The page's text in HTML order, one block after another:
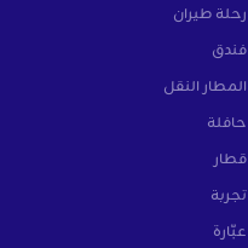
رحلة طيران
فندق
المطار النقل
حافلة
قطار
تجربة
عبّارة